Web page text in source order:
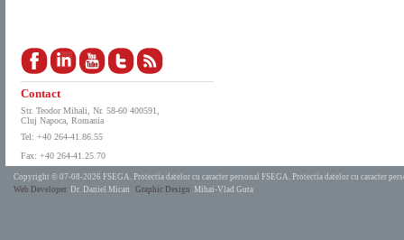
Contact
Str. Teodor Mihali, Nr. 58-60 400591,
Cluj Napoca, Romania
Tel: +40 264-41.86.55
Fax: +40 264-41.25.70
Copyright © 07-08-2026 FSEGA. Protectia datelor cu caracter personal FSEGA. Protectia datelor cu caracter
Web Developer Dr. Daniel Mican Graphic Design Mihai-Vlad Guta